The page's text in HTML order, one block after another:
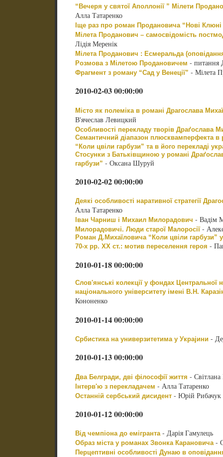
“Вечеря у святої Аполлонії ” Мілети
Алла Татаренко
Іще раз про роман Продановича “Нові Клюні
Мілета Проданович – самосвідомість
Лідія Меренік
Мілета Проданович : Есмеральда
Розмова з Мілетою Продановичем - питання
Фрагмент з роману “Сад у Венеції” - Мілета
2010-02-03 00:00:00
Місто як полеміка в романі Драгослава
В'ячеслав Левицкий
Особливості перекладу творів Драґослава
Семантичний діапазон плюсквамперфекта в
“Коли цвіли гарбузи” та в його перекладі
Стосунки з Батьківщиною у романі
гарбузи” - Оксана Шуруй
2010-02-02 00:00:00
Деякі особливості наративної стратегії
Алла Татаренко
Іван Чарниш і Михаил Милорадович - Вадім
Милорадовичі. Люди старої Малоросії-
Роман Д.Михаїловича “Коли цвіли гарбузи” у
70-х рр. ХХ ст.: мотив переселення героя -
2010-01-18 00:00:00
Слов'янські колекції у фондах Центральної
національного університету імені В.Н.
Кононенко
2010-01-14 00:00:00
Србистика на универзитетима у Украјини -
2010-01-13 00:00:00
Два Белгради, дві філософії життя -
Інтерв'ю з перекладачем - Алла Татаренко
Останній сербський дисидент- Юрій Рибачук
2010-01-12 00:00:00
Від чемпіона до емігранта- Дарія Гамулець
Образ міста у романах Звонка Карановича-
Перцептивні особливості Дунаю в